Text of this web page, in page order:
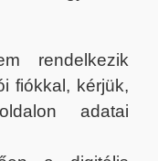
rendelkezik
fiókkal, kérjük,
adatai